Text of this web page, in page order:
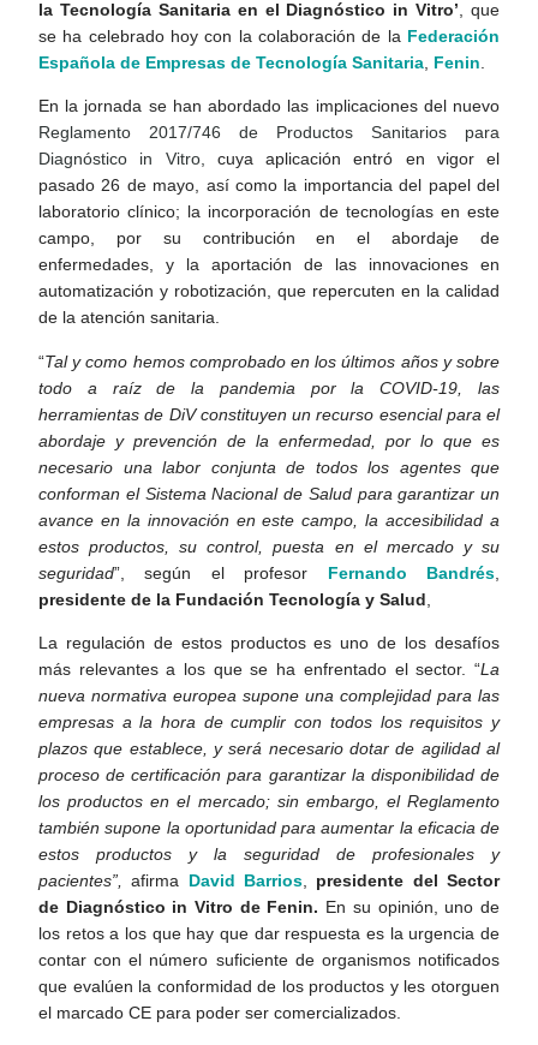
la Tecnología Sanitaria en el Diagnóstico in Vitro’ , que
se ha celebrado hoy con la colaboración de la Federación
Española de Empresas de Tecnología Sanitaria Fenin
En la jornada se han abordado las implicaciones del nuevo
Reglamento 2017/746 de Productos Sanitarios para
Diagnóstico in Vitro, cuya aplicación entró en vigor el
pasado 26 de mayo, así como la importancia del papel del
laboratorio clínico; la incorporación de tecnologías en este
campo, por su contribución en el abordaje de
enfermedades, y la aportación de las innovaciones en
automatización y robotización, que repercuten en la calidad
de la atención sanitaria.
“Tal y como hemos comprobado en los últimos años y sobre
todo a raíz de la pandemia por la COVID-19, las
herramientas de DiV constituyen un recurso esencial para el
abordaje y prevención de la enfermedad, por lo que es
necesario una labor conjunta de todos los agentes que
conforman el Sistema Nacional de Salud para garantizar un
avance en la innovación en este campo, la accesibilidad a
estos productos, su control, puesta en el mercado y su
seguridad”, según el profesor Fernando Bandrés
presidente de la Fundación Tecnología y Salud
La regulación de estos productos es uno de los desafíos
más relevantes a los que se ha enfrentado el sector. “La
nueva normativa europea supone una complejidad para las
empresas a la hora de cumplir con todos los requisitos y
plazos que establece, y será necesario dotar de agilidad al
proceso de certificación para garantizar la disponibilidad de
los productos en el mercado; sin embargo, el Reglamento
también supone la oportunidad para aumentar la eficacia de
estos productos y la seguridad de profesionales y
pacientes”,afirma David Barrios
presidente del Sector
de Diagnóstico in Vitro de Fenin. En su opinión, uno de
los retos a los que hay que dar respuesta es la urgencia de
contar con el número suficiente de organismos notificados
que evalúen la conformidad de los productos y les otorguen
el marcado CE para poder ser comercializados.